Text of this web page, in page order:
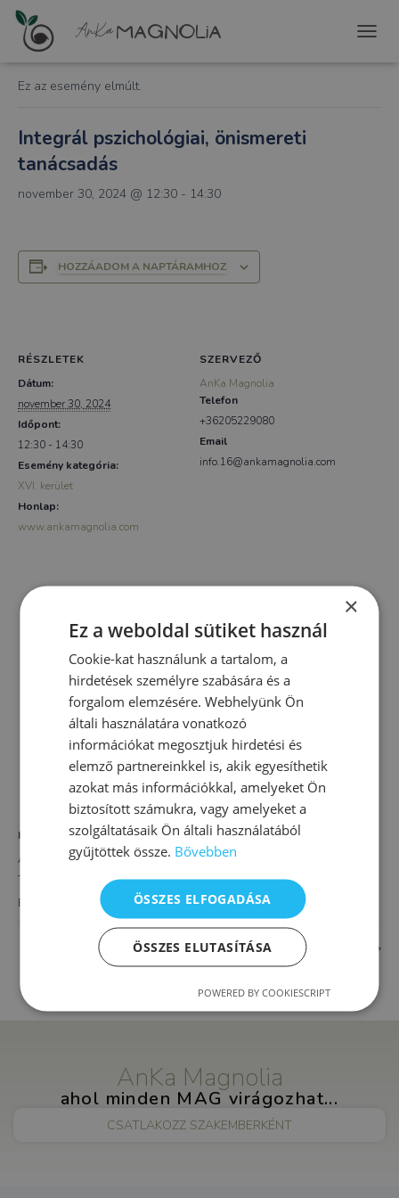
« Összes Események
Ez az esemény elmúlt.
Integrál pszichológiai, önismereti
tanácsadás
november 30, 2024 @ 12:30 - 14:30
HOZZÁADOM A NAPTÁRAMHOZ
RÉSZLETEK
Dátum:
november 30, 2024
Időpont:
12:30 - 14:30
Esemény kategória:
XVI. kerület
Honlap:
www.ankamagnolia.com
SZERVEZŐ
AnKa Magnolia
Telefon
+36205229080
Email
info.16@ankamagnolia.com
HELYSZÍN
AnKa Magnolia XVI.
Thököly út 4.
Budapest
Magyarország + Google Térkép
Homloklebeny terápia Egész napos iskola-előkészítő
AnKa Magnolia
ahol minden MAG virágozhat...
CSATLAKOZZ SZAKEMBERKÉNT
×
Ez a weboldal sütiket használ
Cookie-kat használunk a tartalom, a
hirdetések személyre szabására és a
forgalom elemzésére. Webhelyünk Ön
általi használatára vonatkozó
információkat megosztjuk hirdetési és
elemző partnereinkkel is, akik egyesíthetik
azokat más információkkal, amelyeket Ön
biztosított számukra, vagy amelyeket a
szolgáltatásaik Ön általi használatából
gyűjtöttek össze. Bővebben
ÖSSZES ELFOGADÁSA
ÖSSZES ELUTASÍTÁSA
POWERED BY COOKIESCRIPT